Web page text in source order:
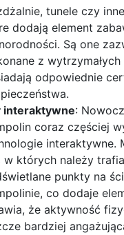
tunele czy
dodają element
Są one
z wytrzymałych
odpowiednie
interaktywne:
coraz częściej
interaktywne.
w których należy
punkty na
co dodaje
że aktywność
bardziej